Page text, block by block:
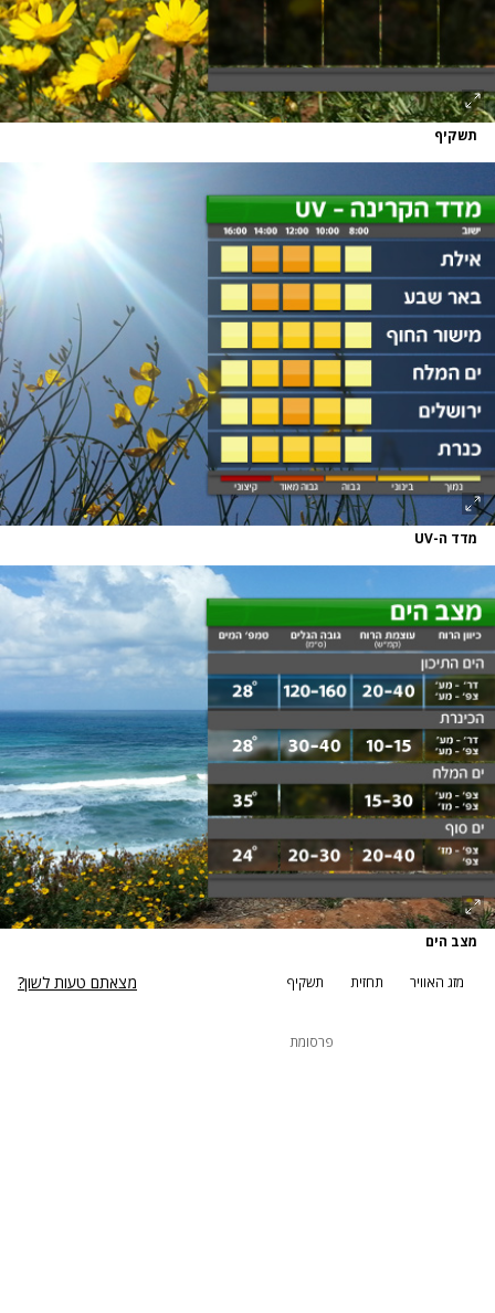
תשקיף
מדד ה-UV
מצב הים
מזג האוויר תחזית תשקיף מצאתם טעות לשון?
פרסומת